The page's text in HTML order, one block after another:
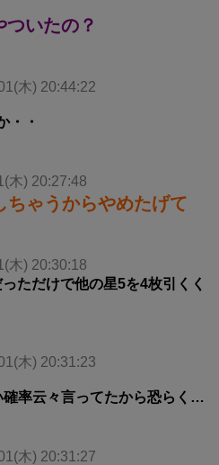
ついたの？
木) 20:44:22
・・
木) 20:27:48
ちゃうからやめたげて
木) 20:30:18
ただけで他の星5を4枚引くく
木) 20:31:23
確率云々言ってたから恐らく…
木) 20:31:27